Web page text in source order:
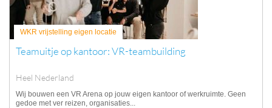
WKR vrijstelling eigen locatie
Teamuitje op kantoor: VR-teambuilding
Heel Nederland
Wij bouwen een VR Arena op jouw eigen kantoor of werkruimte. Geen
gedoe met ver reizen, organisaties...